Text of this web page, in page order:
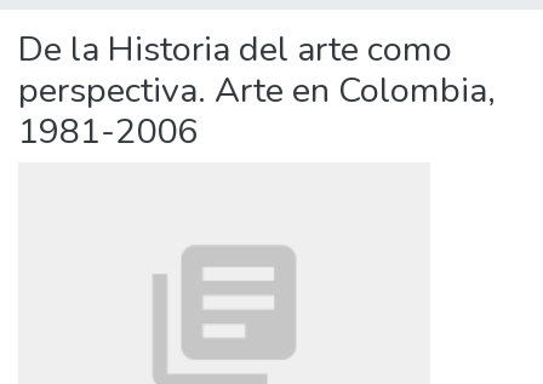
De la Historia del arte como
perspectiva. Arte en Colombia,
1981-2006